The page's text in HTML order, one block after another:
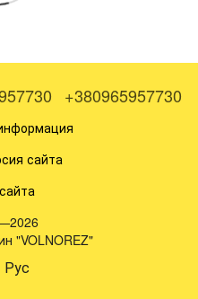
+380965957730
сайта
"VOLNOREZ"
Рус